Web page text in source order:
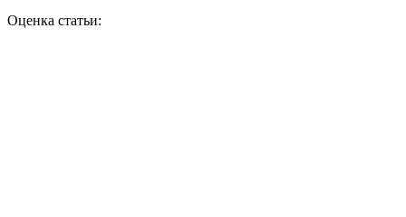
Оценка статьи: